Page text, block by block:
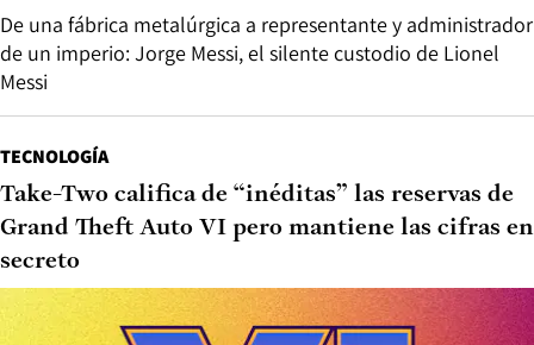
De una fábrica metalúrgica a representante y administrador
de un imperio: Jorge Messi, el silente custodio de Lionel
Messi
TECNOLOGÍA
Take-Two califica de “inéditas” las reservas de
Grand Theft Auto VI pero mantiene las cifras en
secreto